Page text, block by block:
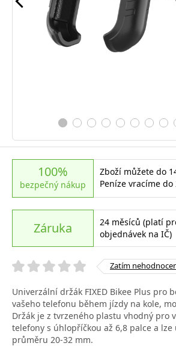
100%
bezpečný nákup
Zboží můžete do
Peníze vracíme do
Záruka
24 měsíců (platí
objednávek na IČ)
Zatím
Univerzální držák FIXED Bikee Plus pro
vašeho telefonu během jízdy na kole,
Držák je z tvrzeného plastu vhodný pro
telefony s úhlopříčkou až 6,8 palce a
průměru 20-32 mm.